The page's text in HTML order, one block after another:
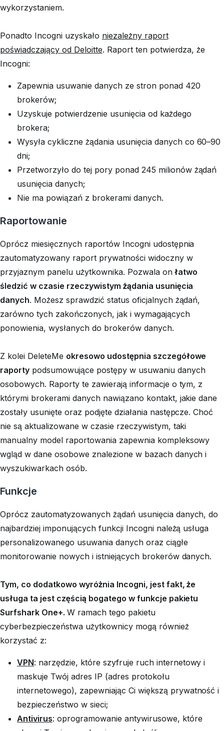
wykorzystaniem.
Ponadto Incogni uzyskało niezależny raport
poświadczający od Deloitte. Raport ten potwierdza, że
Incogni:
Zapewnia usuwanie danych ze stron ponad 420
brokerów;
Uzyskuje potwierdzenie usunięcia od każdego
brokera;
Wysyła cykliczne żądania usunięcia danych co 60–90
dni;
Przetworzyło do tej pory ponad 245 milionów żądań
usunięcia danych;
Nie ma powiązań z brokerami danych.
Raportowanie
Oprócz miesięcznych raportów Incogni udostępnia
zautomatyzowany raport prywatności widoczny w
przyjaznym panelu użytkownika. Pozwala onłatwo
śledzić w czasie rzeczywistym żądania usunięcia
danych. Możesz sprawdzić status oficjalnych żądań,
zarówno tych zakończonych, jak i wymagających
ponowienia, wysłanych do brokerów danych.
Z kolei DeleteMe okresowo udostępnia szczegółowe
raportypodsumowujące postępy w usuwaniu danych
osobowych. Raporty te zawierają informacje o tym, z
którymi brokerami danych nawiązano kontakt, jakie dane
zostały usunięte oraz podjęte działania następcze. Choć
nie są aktualizowane w czasie rzeczywistym, taki
manualny model raportowania zapewnia kompleksowy
wgląd w dane osobowe znalezione w bazach danych i
wyszukiwarkach osób.
Funkcje
Oprócz zautomatyzowanych żądań usunięcia danych, do
najbardziej imponujących funkcji Incogni należą usługa
personalizowanego usuwania danych oraz ciągłe
monitorowanie nowych i istniejących brokerów danych.
Tym, co dodatkowo wyróżnia Incogni, jest fakt, że
usługa ta jest częścią bogatego w funkcje pakietu
Surfshark One+. W ramach tego pakietu
cyberbezpieczeństwa użytkownicy mogą również
korzystać z:
VPN: narzędzie, które szyfruje ruch internetowy i
maskuje Twój adres IP (adres protokołu
internetowego), zapewniając Ci większą prywatność i
bezpieczeństwo w sieci;
Antivirus: oprogramowanie antywirusowe, które